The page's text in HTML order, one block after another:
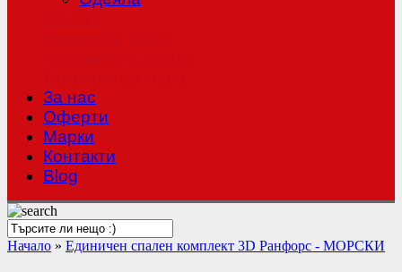
За нас
Оферти
Mарки
Контакти
Blog
Начало » Единичен спален комплект 3D Ранфорс - МОРСКИ